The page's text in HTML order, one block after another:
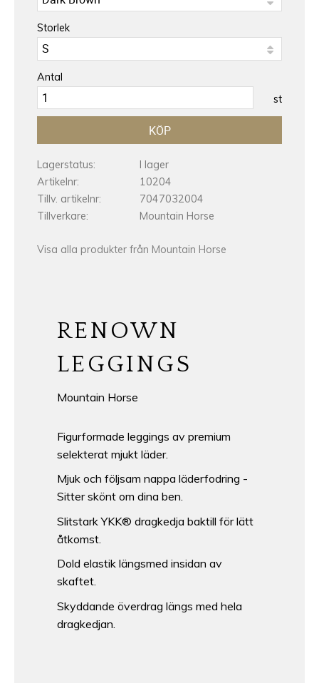
Storlek
Antal
st
KÖP
Lagerstatus
I lager
Artikelnr
10204
Tillv. artikelnr
7047032004
Tillverkare
Mountain Horse
Visa alla produkter från Mountain Horse
RENOWN
LEGGINGS
Mountain Horse
Figurformade leggings av premium
selekterat mjukt läder.
Mjuk och följsam nappa läderfodring -
Sitter skönt om dina ben.
Slitstark YKK® dragkedja baktill för lätt
åtkomst.
Dold elastik längsmed insidan av
skaftet.
Skyddande överdrag längs med hela
dragkedjan.